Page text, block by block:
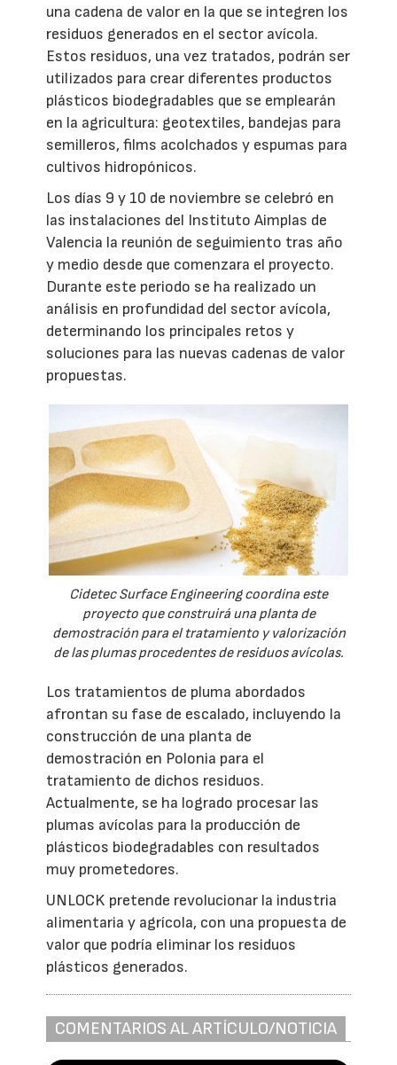
una cadena de valor en la que se integren los
residuos generados en el sector avícola.
Estos residuos, una vez tratados, podrán ser
utilizados para crear diferentes productos
plásticos biodegradables que se emplearán
en la agricultura: geotextiles, bandejas para
semilleros, films acolchados y espumas para
cultivos hidropónicos.
Los días 9 y 10 de noviembre se celebró en
las instalaciones del Instituto Aimplas de
Valencia la reunión de seguimiento tras año
y medio desde que comenzara el proyecto.
Durante este periodo se ha realizado un
análisis en profundidad del sector avícola,
determinando los principales retos y
soluciones para las nuevas cadenas de valor
propuestas.
Cidetec Surface Engineering coordina este
proyecto que construirá una planta de
demostración para el tratamiento y valorización
de las plumas procedentes de residuos avícolas.
Los tratamientos de pluma abordados
afrontan su fase de escalado, incluyendo la
construcción de una planta de
demostración en Polonia para el
tratamiento de dichos residuos.
Actualmente, se ha logrado procesar las
plumas avícolas para la producción de
plásticos biodegradables con resultados
muy prometedores.
UNLOCK pretende revolucionar la industria
alimentaria y agrícola, con una propuesta de
valor que podría eliminar los residuos
plásticos generados.
COMENTARIOS AL ARTÍCULO/NOTICIA